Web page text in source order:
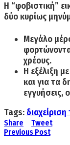
Η “φοβιστική”
δύο κυρίως
Μεγάλο
χρέους.
Η εξέλιξη
και για τα
εγγυήσεις,
Tags:
Share
Tweet
Previous Post